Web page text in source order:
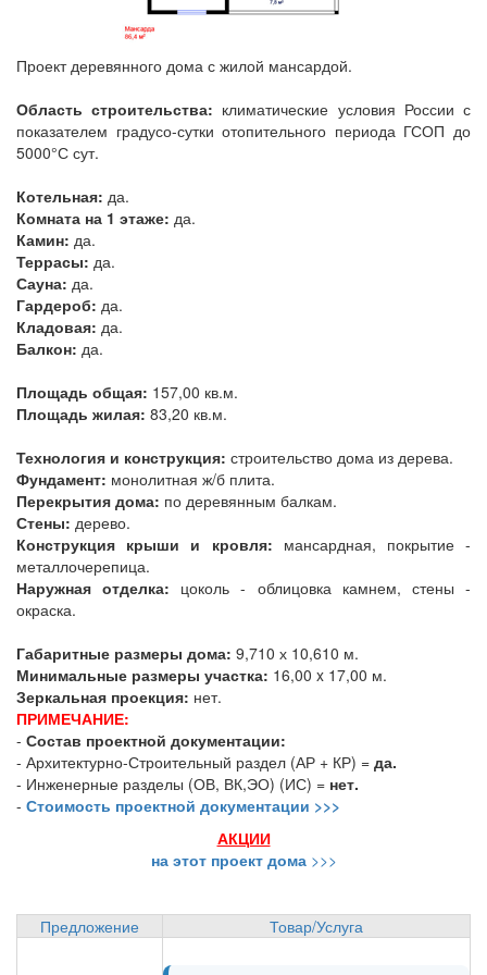
Проект деревянного дома с жилой мансардой.
Область строительства: климатические условия России с
показателем градусо-сутки отопительного периода ГСОП до
5000°С сут.
Котельная: да.
Комната на 1 этаже: да.
Камин: да.
Террасы: да.
Сауна: да.
Гардероб: да.
Кладовая: да.
Балкон: да.
Площадь общая: 157,00 кв.м.
Площадь жилая: 83,20 кв.м.
Технология и конструкция: строительство дома из дерева.
Фундамент: монолитная ж/б плита.
Перекрытия дома: по деревянным балкам.
Стены: дерево.
Конструкция крыши и кровля: мансардная, покрытие -
металлочерепица.
Наружная отделка: цоколь - облицовка камнем, стены -
окраска.
Габаритные размеры дома: 9,710 х 10,610 м.
Минимальные размеры участка: 16,00 x 17,00 м.
Зеркальная проекция: нет.
ПРИМЕЧАНИЕ:
- Состав проектной документации:
- Архитектурно-Строительный раздел (АР + КР) = да.
- Инженерные разделы (ОВ, ВК,ЭО) (ИС) = нет.
- Стоимость проектной документации >>>
АКЦИИ
на этот проект дома>>>
Предложение Товар/Услуга